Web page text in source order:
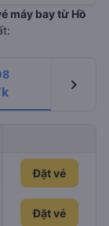
máy bay từ Hồ
chevron_right
Vietnam
Đặt vé
Sun
Đặt vé